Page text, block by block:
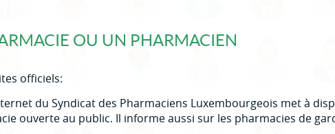
OU UN PHARMACIEN
officiels:
du Syndicat des Pharmaciens Luxembourgeois met à
ouverte au public. Il informe aussi sur les pharmacies de